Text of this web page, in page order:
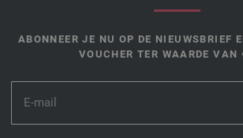
ABONNEER JE NU OP DE NIEUWSBRIEF
VOUCHER TER WAARDE